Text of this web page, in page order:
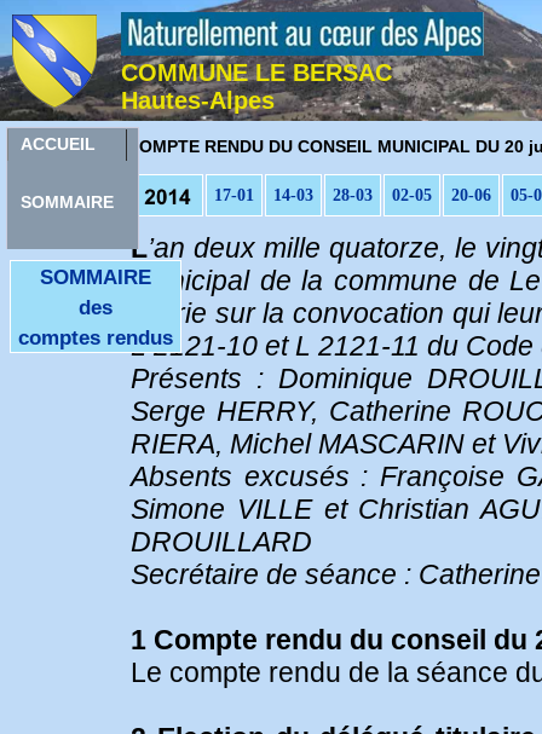
COMMUNE LE BERSAC
Hautes-Alpes
ACCUEIL
SOMMAIRE
OMPTE RENDU DU CONSEIL MUNICIPAL DU 20
SOMMAIRE
des
comptes rendus
17-01 14-03 28-03 02-05 20-06 05-
L’an deux mille quatorze, le
municipal de la commune de
mairie sur la convocation qui
L 2121-10 et L 2121-11 du
Présents : Dominique
Serge HERRY, Catherine
RIERA, Michel MASCARIN et
Absents excusés : Françoise
Simone VILLE et Christian
DROUILLARD
Secrétaire de séance :
1 Compte rendu du conseil du
Le compte rendu de la séance